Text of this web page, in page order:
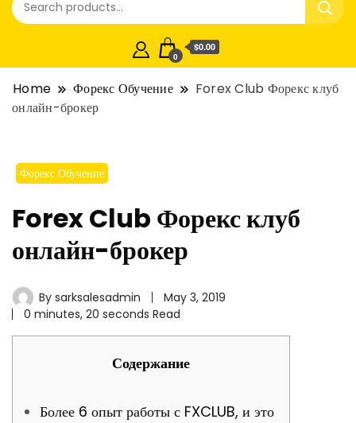
0
$0.00
Home Форекс Обучение
Forex Club Форекс клуб
онлайн-брокер
Форекс Обучение
Forex Club Форекс клуб
онлайн-брокер
By sarksalesadmin
May 3, 2019
0 minutes, 20 seconds Read
Содержание
Более 6 опыт работы с FXCLUB, и это